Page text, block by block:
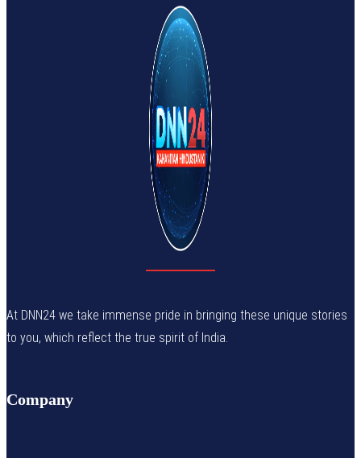
At DNN24 we take immense pride in bringing these unique stories
to you, which reflect the true spirit of India.
Company